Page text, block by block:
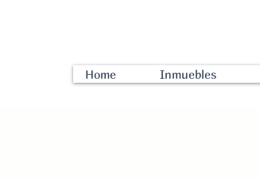
Inmuebles
Home